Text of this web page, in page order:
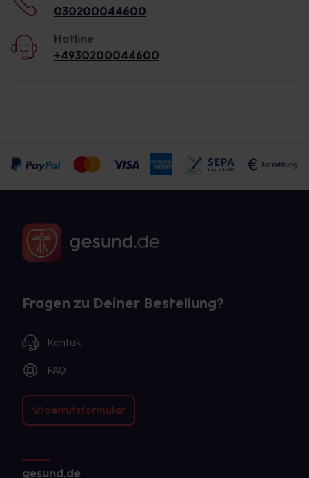
030200044600
Hotline
+4930200044600
Fragen zu Deiner Bestellung?
Kontakt
FAQ
Widerrufsformular
gesund.de